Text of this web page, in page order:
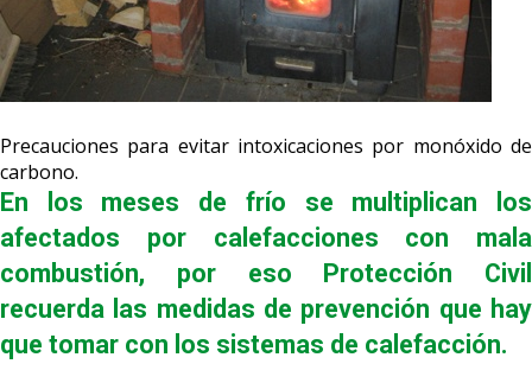
Precauciones para evitar intoxicaciones por monóxido de
carbono.
En los meses de frío se multiplican los
afectados por calefacciones con mala
combustión, por eso Protección Civil
recuerda las medidas de prevención que hay
que tomar con los sistemas de calefacción.